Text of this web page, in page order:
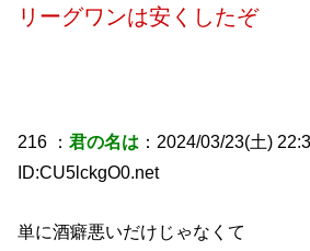
リーグワンは安くしたぞ
216 ：君の名は ：2024/03/23(土)
ID:CU5lckgO0.net
単に酒癖悪いだけじゃなくて